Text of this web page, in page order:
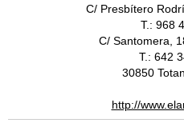
C/ Presbítero
T.: 968
C/ Santomera,
T.: 642
30850
http://